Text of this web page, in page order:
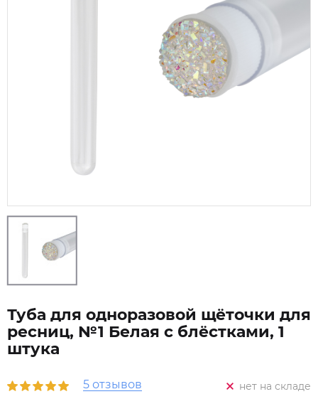
5 отзывов нет на складе
Туба для одноразовой щёточки для
ресниц, №1 Белая с блёстками, 1
штука